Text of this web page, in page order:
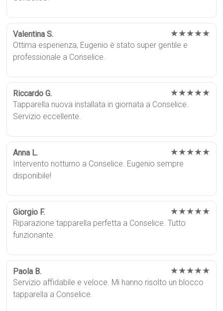
Valentina S. ★★★★★
Ottima esperienza, Eugenio è stato super gentile e
professionale a Conselice.
Riccardo G. ★★★★★
Tapparella nuova installata in giornata a Conselice.
Servizio eccellente.
Anna L. ★★★★★
Intervento notturno a Conselice. Eugenio sempre
disponibile!
Giorgio F. ★★★★★
Riparazione tapparella perfetta a Conselice. Tutto
funzionante.
Paola B. ★★★★★
Servizio affidabile e veloce. Mi hanno risolto un blocco
tapparella a Conselice.